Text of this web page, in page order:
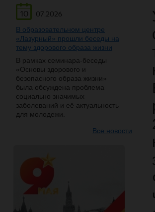
10
07.2026
В образовательном центре
«Лазурный» прошли беседы на
тему здорового образа жизни
В рамках семинара-беседы
«Основы здорового и
безопасного образа жизни»
была обсуждена проблема
социально значимых
заболеваний и её актуальность
для молодежи.
Все новости